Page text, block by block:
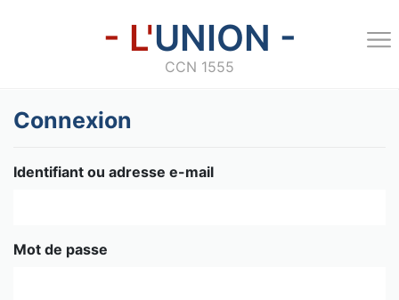
- L'UNION -
CCN 1555
Connexion
Identifiant ou adresse e-mail
Mot de passe